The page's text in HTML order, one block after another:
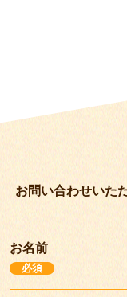
お問い合わせいた
お名前
必須